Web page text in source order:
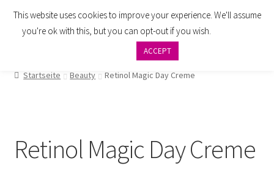
Zur
Navigation
Zum
Inhalt
Versand
Startseite Beauty Retinol Magic Day Creme
Retinol Magic Day Creme
This website uses cookies to improve your experience. We'll assume
you're ok with this, but you can opt-out if you wish.
ACCEPT